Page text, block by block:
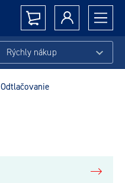
Rýchly nákup
Odtlačovanie